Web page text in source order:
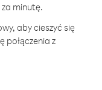
minutę.
aby cieszyć się
połączenia z